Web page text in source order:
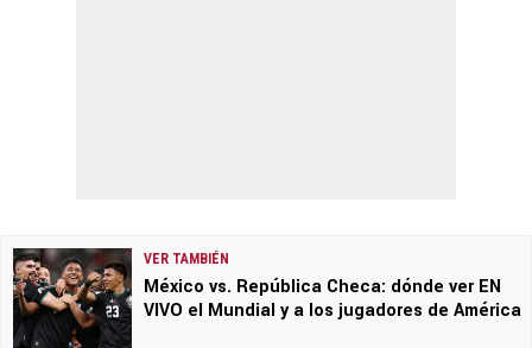
VER TAMBIÉN
México vs. República Checa: dónde ver EN
VIVO el Mundial y a los jugadores de América